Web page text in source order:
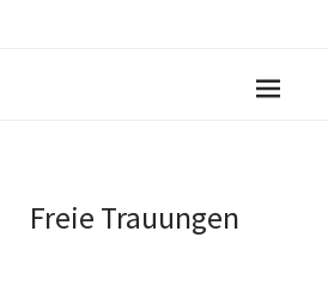
Freie Trauungen